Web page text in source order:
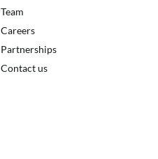
Team
Careers
Partnerships
Contact us